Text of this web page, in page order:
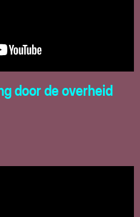
door de overheid